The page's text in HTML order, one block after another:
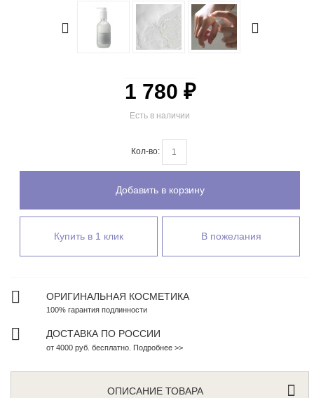
Есть в наличии
1 780 ₽
Кол-во:
Добавить в корзину
Купить в 1 клик В пожелания
ОРИГИНАЛЬНАЯ КОСМЕТИКА
100% гарантия подлинности
ДОСТАВКА ПО РОССИИ
от 4000 руб. бесплатно. Подробнее >>
ОПИСАНИЕ ТОВАРА